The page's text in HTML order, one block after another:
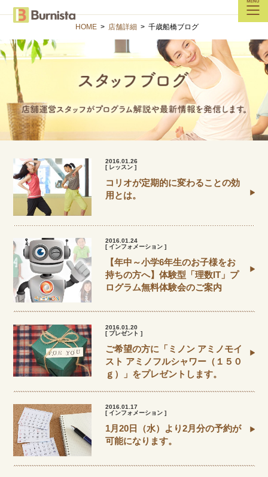
HOME > 店舗詳細 > 千歳船橋ブログ
2016.01.26
[ レッスン ]
コリオが定期的に変わることの効
用とは。
2016.01.24
[ インフォメーション ]
【年中～小学6年生のお子様をお
持ちの方へ】体験型「理数IT」プ
ログラム無料体験会のご案内
2016.01.20
[ プレゼント ]
ご希望の方に「ミノン アミノモイ
スト アミノフルシャワー（１５０
ｇ）」をプレゼントします。
2016.01.17
[ インフォメーション ]
1月20日（水）より2月分の予約が
可能になります。